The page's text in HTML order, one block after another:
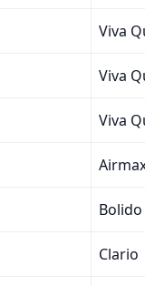
Viva
Viva
Viva
Clario